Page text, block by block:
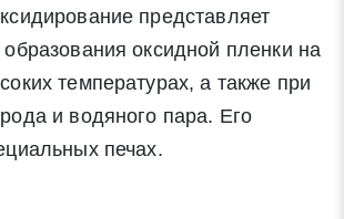
представляет
оксидной пленки на
температурах, а также при
и водяного пара. Его
печах.